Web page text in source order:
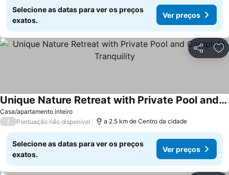
Selecione as datas para ver os preços
exatos.
Ver preços
Partilhar
Casa/apartamento inteiro
Unique Nature Retreat with Private Pool and Complete Tranquility
Ver preços
/ Pontuação não disponível a 2.5 km de Centro da cidade
Selecione as datas para ver os preços
exatos.
Ver preços